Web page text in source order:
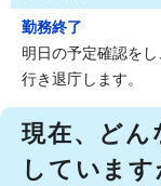
勤務終了
明日の予定確認を
行き退庁します。
現在、どん
しています